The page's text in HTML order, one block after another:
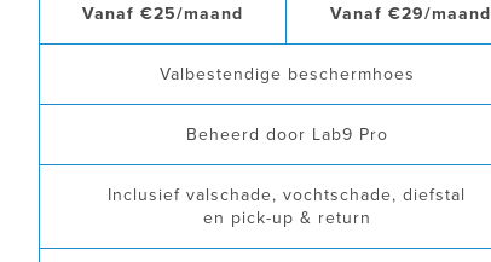
Vanaf €25/maand Vanaf €29/maand
Valbestendige beschermhoes
Beheerd door Lab9 Pro
Inclusief valschade, vochtschade, diefstal
en pick-up & return